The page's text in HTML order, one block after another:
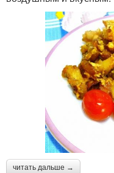
читать дальше →